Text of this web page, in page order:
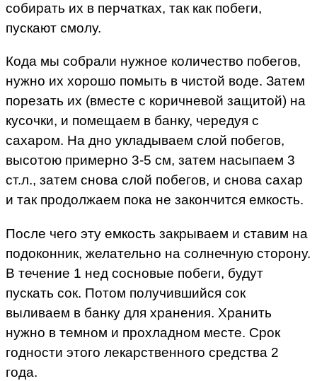
собирать их в перчатках, так как побеги,
пускают смолу.
Кода мы собрали нужное количество побегов,
нужно их хорошо помыть в чистой воде. Затем
порезать их (вместе с коричневой защитой) на
кусочки, и помещаем в банку, чередуя с
сахаром. На дно укладываем слой побегов,
высотою примерно 3-5 см, затем насыпаем 3
ст.л., затем снова слой побегов, и снова сахар
и так продолжаем пока не закончится емкость.
После чего эту емкость закрываем и ставим на
подоконник, желательно на солнечную сторону.
В течение 1 нед сосновые побеги, будут
пускать сок. Потом получившийся сок
выливаем в банку для хранения. Хранить
нужно в темном и прохладном месте. Срок
годности этого лекарственного средства 2
года.